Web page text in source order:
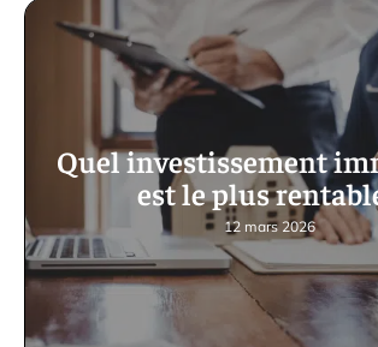
Quel investissement
est le plus
12 mars 2026